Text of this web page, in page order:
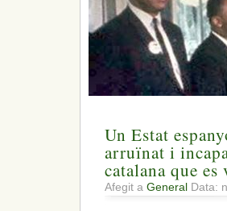
Un Estat
arruïnat i
catalana que es
Afegit a General Data: